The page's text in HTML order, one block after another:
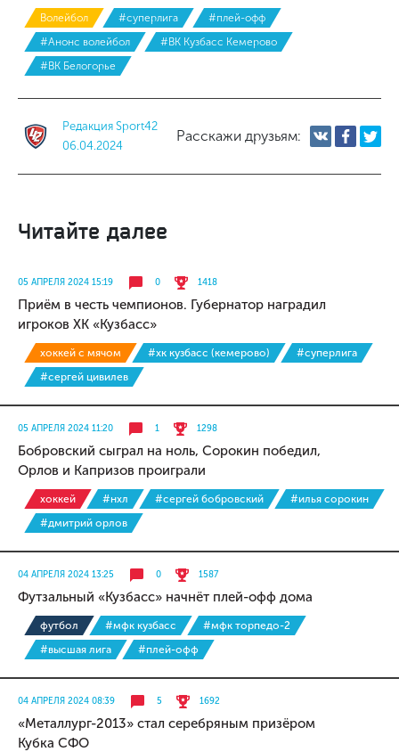
Волейбол #суперлига
#плей-офф
#Анонс волейбол
#ВК Кузбасс Кемерово
#ВК Белогорье
Редакция Sport42
06.04.2024
Расскажи друзьям:
Читайте далее
05 АПРЕЛЯ 2024 15:19 0 1418
Приём в честь чемпионов. Губернатор наградил
игроков ХК «Кузбасс»
хоккей с мячом #хк кузбасс (кемерово)
#суперлига
#сергей цивилев
05 АПРЕЛЯ 2024 11:20 1 1298
Бобровский сыграл на ноль, Сорокин победил,
Орлов и Капризов проиграли
хоккей #нхл #сергей бобровский
#илья сорокин
#дмитрий орлов
04 АПРЕЛЯ 2024 13:25 0 1587
Футзальный «Кузбасс» начнёт плей-офф дома
футбол #мфк кузбасс
#мфк торпедо-2
#высшая лига
#плей-офф
04 АПРЕЛЯ 2024 08:39 5 1692
«Металлург-2013» стал серебряным призёром
Кубка СФО